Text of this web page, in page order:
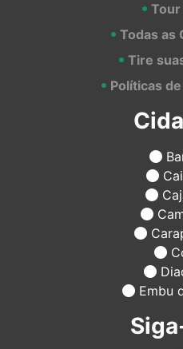
Todas as
Tire
Políticas
Embu